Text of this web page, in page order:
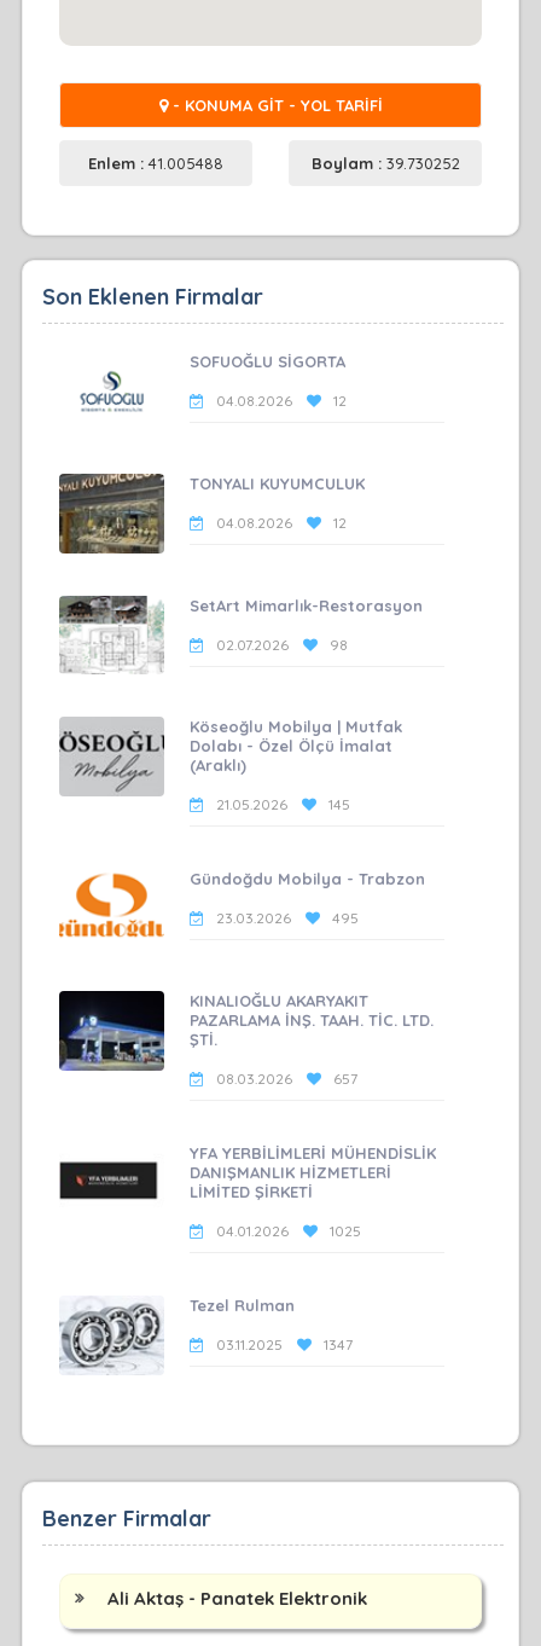
- KONUMA GİT - YOL TARİFİ
Enlem :41.005488 Boylam : 39.730252
Son Eklenen Firmalar
SOFUOĞLU SİGORTA
04.08.2026 12
TONYALI KUYUMCULUK
04.08.2026 12
SetArt Mimarlık-Restorasyon
02.07.2026 98
Köseoğlu Mobilya | Mutfak
Dolabı - Özel Ölçü İmalat
(Araklı)
21.05.2026 145
Gündoğdu Mobilya - Trabzon
23.03.2026 495
KINALIOĞLU AKARYAKIT
PAZARLAMA İNŞ. TAAH. TİC. LTD.
ŞTİ.
08.03.2026 657
YFA YERBİLİMLERİ MÜHENDİSLİK
DANIŞMANLIK HİZMETLERİ
LİMİTED ŞİRKETİ
04.01.2026 1025
Tezel Rulman
03.11.2025 1347
Benzer Firmalar
Ali Aktaş - Panatek Elektronik